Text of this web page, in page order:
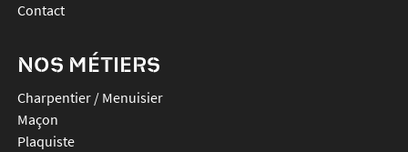
Contact
NOS MÉTIERS
Charpentier / Menuisier
Maçon
Plaquiste